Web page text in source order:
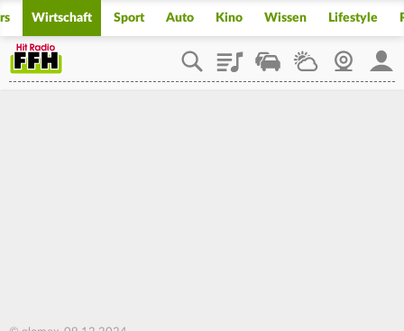
Wirtschaft Sport Auto Kino Wissen Lifestyle
PlaylistStaupilotWetterWebcam